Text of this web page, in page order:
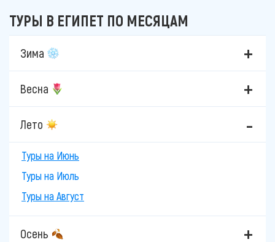
ТУРЫ В ЕГИПЕТ ПО МЕСЯЦАМ
Зима
Весна
Лето
Туры на Июнь
Туры на Июль
Туры на Август
Осень